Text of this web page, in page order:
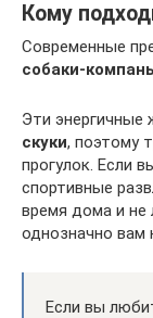
Кому
Современные
собаки-
Эти энергичные
скуки, поэтому
прогулок. Если
спортивные
время дома и не
однозначно вам
Если вы